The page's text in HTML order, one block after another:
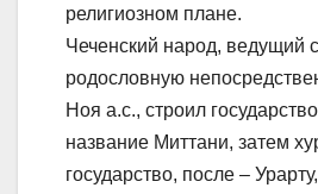
религиозном плане.
Чеченский народ, ведущий
родословную
Ноя а.с., строил
название Миттани, затем
государство, после –